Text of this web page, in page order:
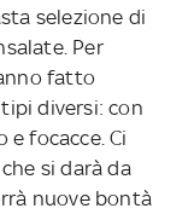
selezione di
Per
fatto
diversi: con
e focacce. Ci
si darà da
nuove bontà